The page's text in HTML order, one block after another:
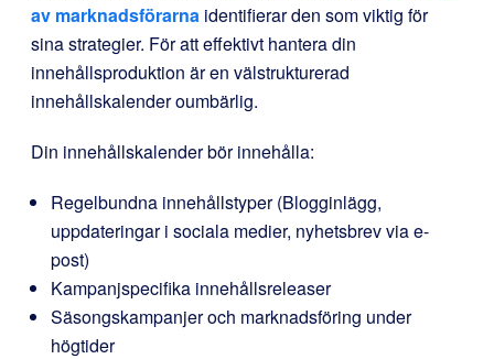
av marknadsförarna identifierar den som viktig för
sina strategier. För att effektivt hantera din
innehållsproduktion är en välstrukturerad
innehållskalender oumbärlig.
Din innehållskalender bör innehålla:
Regelbundna innehållstyper (Blogginlägg,
uppdateringar i sociala medier, nyhetsbrev via e-
post)
Kampanjspecifika innehållsreleaser
Säsongskampanjer och marknadsföring under
högtider